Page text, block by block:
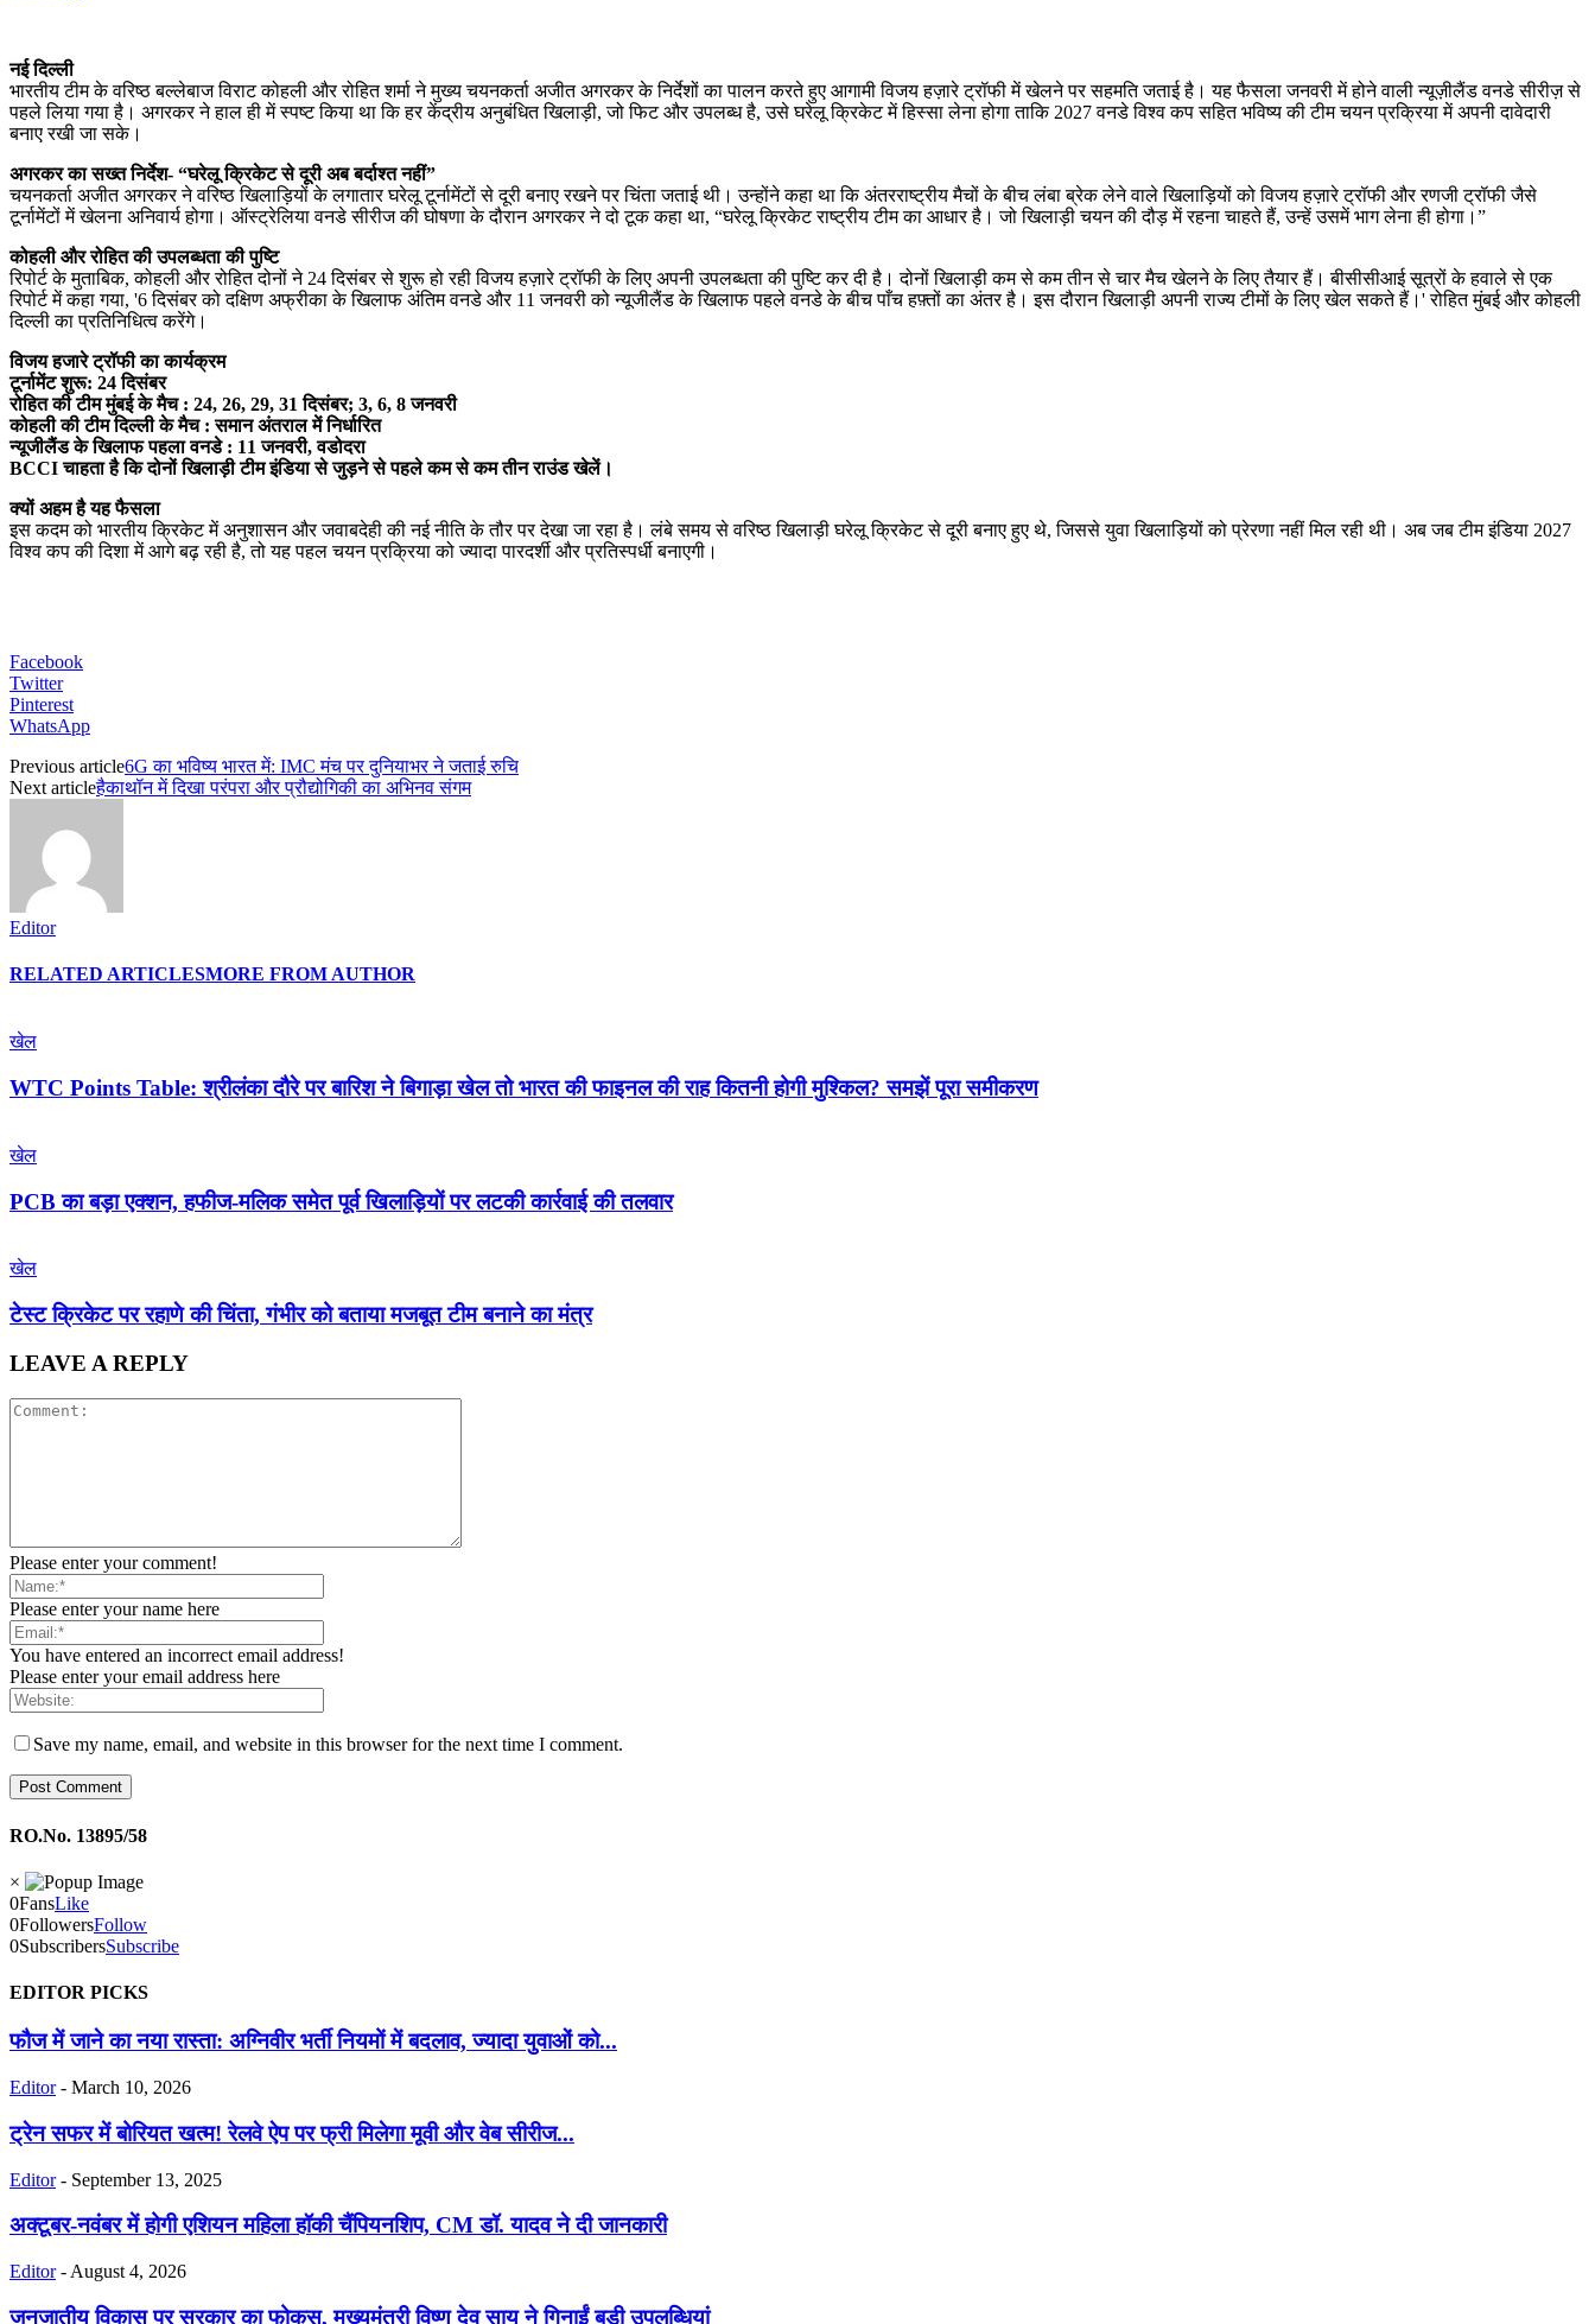
नई दिल्ली
भारतीय टीम के वरिष्ठ बल्लेबाज विराट कोहली और रोहित शर्मा ने मुख्य चयनकर्ता अजीत अगरकर के निर्देशों का पालन करते हुए आगामी विजय हज़ारे ट्रॉफी में खेलने पर सहमति जताई है। यह फैसला जनवरी में होने वाली न्यूज़ीलैंड वनडे सीरीज़ से
पहले लिया गया है। अगरकर ने हाल ही में स्पष्ट किया था कि हर केंद्रीय अनुबंधित खिलाड़ी, जो फिट और उपलब्ध है, उसे घरेलू क्रिकेट में हिस्सा लेना होगा ताकि 2027 वनडे विश्व कप सहित भविष्य की टीम चयन प्रक्रिया में अपनी दावेदारी
बनाए रखी जा सके।
अगरकर का सख्त निर्देश- “घरेलू क्रिकेट से दूरी अब बर्दाश्त नहीं”
चयनकर्ता अजीत अगरकर ने वरिष्ठ खिलाड़ियों के लगातार घरेलू टूर्नामेंटों से दूरी बनाए रखने पर चिंता जताई थी। उन्होंने कहा था कि अंतरराष्ट्रीय मैचों के बीच लंबा ब्रेक लेने वाले खिलाड़ियों को विजय हज़ारे ट्रॉफी और रणजी ट्रॉफी जैसे
टूर्नामेंटों में खेलना अनिवार्य होगा। ऑस्ट्रेलिया वनडे सीरीज की घोषणा के दौरान अगरकर ने दो टूक कहा था, “घरेलू क्रिकेट राष्ट्रीय टीम का आधार है। जो खिलाड़ी चयन की दौड़ में रहना चाहते हैं, उन्हें उसमें भाग लेना ही होगा।”
कोहली और रोहित की उपलब्धता की पुष्टि
रिपोर्ट के मुताबिक, कोहली और रोहित दोनों ने 24 दिसंबर से शुरू हो रही विजय हज़ारे ट्रॉफी के लिए अपनी उपलब्धता की पुष्टि कर दी है। दोनों खिलाड़ी कम से कम तीन से चार मैच खेलने के लिए तैयार हैं। बीसीसीआई सूत्रों के हवाले से एक
रिपोर्ट में कहा गया, '6 दिसंबर को दक्षिण अफ्रीका के खिलाफ अंतिम वनडे और 11 जनवरी को न्यूजीलैंड के खिलाफ पहले वनडे के बीच पाँच हफ़्तों का अंतर है। इस दौरान खिलाड़ी अपनी राज्य टीमों के लिए खेल सकते हैं।' रोहित मुंबई और कोहली
दिल्ली का प्रतिनिधित्व करेंगे।
विजय हजारे ट्रॉफी का कार्यक्रम
टूर्नामेंट शुरू: 24 दिसंबर
रोहित की टीम मुंबई के मैच : 24, 26, 29, 31 दिसंबर; 3, 6, 8 जनवरी
कोहली की टीम दिल्ली के मैच : समान अंतराल में निर्धारित
न्यूजीलैंड के खिलाफ पहला वनडे : 11 जनवरी, वडोदरा
BCCI चाहता है कि दोनों खिलाड़ी टीम इंडिया से जुड़ने से पहले कम से कम तीन राउंड खेलें।
क्यों अहम है यह फैसला
इस कदम को भारतीय क्रिकेट में अनुशासन और जवाबदेही की नई नीति के तौर पर देखा जा रहा है। लंबे समय से वरिष्ठ खिलाड़ी घरेलू क्रिकेट से दूरी बनाए हुए थे, जिससे युवा खिलाड़ियों को प्रेरणा नहीं मिल रही थी। अब जब टीम इंडिया 2027
विश्व कप की दिशा में आगे बढ़ रही है, तो यह पहल चयन प्रक्रिया को ज्यादा पारदर्शी और प्रतिस्पर्धी बनाएगी।
Facebook
Twitter
Pinterest
WhatsApp
Previous article6G का भविष्य भारत में: IMC मंच पर दुनियाभर ने जताई रुचि
Next articleहैकाथॉन में दिखा परंपरा और प्रौद्योगिकी का अभिनव संगम
Editor
RELATED ARTICLESMORE FROM AUTHOR
खेल
WTC Points Table: श्रीलंका दौरे पर बारिश ने बिगाड़ा खेल तो भारत की फाइनल की राह कितनी होगी मुश्किल? समझें पूरा समीकरण
खेल
PCB का बड़ा एक्शन, हफीज-मलिक समेत पूर्व खिलाड़ियों पर लटकी कार्रवाई की तलवार
खेल
टेस्ट क्रिकेट पर रहाणे की चिंता, गंभीर को बताया मजबूत टीम बनाने का मंत्र
LEAVE A REPLY
Please enter your comment!
Please enter your name here
You have entered an incorrect email address!
Please enter your email address here
Save my name, email, and website in this browser for the next time I comment.
RO.No. 13895/58
×
0FansLike
0FollowersFollow
0SubscribersSubscribe
EDITOR PICKS
फौज में जाने का नया रास्ता: अग्निवीर भर्ती नियमों में बदलाव, ज्यादा युवाओं को...
Editor - March 10, 2026
ट्रेन सफर में बोरियत खत्म! रेलवे ऐप पर फ्री मिलेगा मूवी और वेब सीरीज...
Editor - September 13, 2025
अक्टूबर-नवंबर में होगी एशियन महिला हॉकी चैंपियनशिप, CM डॉ. यादव ने दी जानकारी
Editor - August 4, 2026
जनजातीय विकास पर सरकार का फोकस, मुख्यमंत्री विष्णु देव साय ने गिनाईं बड़ी उपलब्धियां